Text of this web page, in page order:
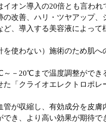
オン導入の20倍とも言われ
の改善、ハリ・ツヤアップ、
ど、導入する美容液によって
を使わない）施術のため肌へ
～－20℃まで温度調整ができ
「クライオエレクトロポレ
管が収縮し、有効成分を皮膚
き、より高い効果が期待で